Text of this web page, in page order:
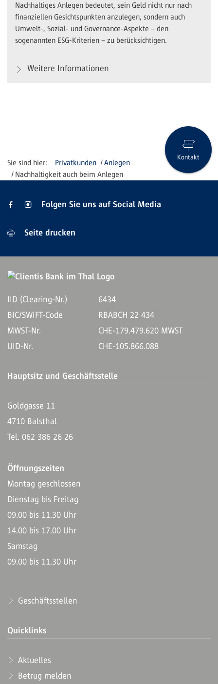
Nachhaltiges Anlegen bedeutet, sein Geld nicht nur nach
finanziellen Gesichtspunkten anzulegen, sondern auch
Umwelt-, Sozial- und Governance-Aspekte – den
sogenannten ESG-Kriterien – zu berücksichtigen.
Weitere Informationen
Privatkunden
Anlegen
Nachhaltigkeit auch beim Anlegen
Kontakt
Folgen Sie uns auf Social Media
Seite drucken
IID (Clearing-Nr.)
6434
BIC/SWIFT-Code
RBABCH 22 434
MWST-Nr.
CHE-179.479.620 MWST
UID-Nr.
CHE-105.866.088
Hauptsitz und Geschäftsstelle
Goldgasse 11
4710 Balsthal
Tel. 062 386 26 26
Öffnungszeiten
Montag geschlossen
Dienstag bis Freitag
09.00 bis 11.30 Uhr
14.00 bis 17.00 Uhr
Samstag
09.00 bis 11.30 Uhr
Geschäftsstellen
Quicklinks
Aktuelles
Betrug melden